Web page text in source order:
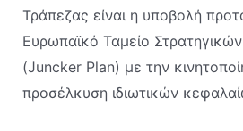
Τράπεζας είναι η υποβολή
Ευρωπαϊκό Ταμείο
(Juncker Plan) με την
προσέλκυση ιδιωτικών